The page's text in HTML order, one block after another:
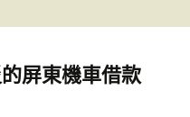
屏東機車借款